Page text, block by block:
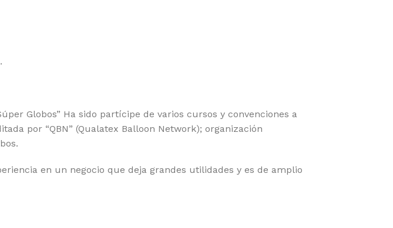
Globos” Ha sido partícipe de varios cursos y convenciones a
por “QBN” (Qualatex Balloon Network); organización
en un negocio que deja grandes utilidades y es de amplio